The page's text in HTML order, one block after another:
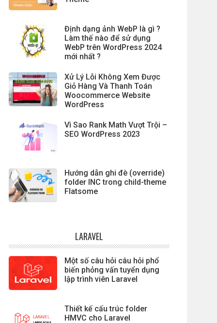
Định dạng ảnh WebP là gì ?
Làm thế nào để sử dụng
WebP trên WordPress 2024
mới nhất ?
Xử Lý Lỗi Không Xem Được
Giỏ Hàng Và Thanh Toán
Woocommerce Website
WordPress
Vì Sao Rank Math Vượt Trội –
SEO WordPress 2023
Hướng dẫn ghi đè (override)
folder INC trong child-theme
Flatsome
LARAVEL
Một số câu hỏi câu hỏi phổ
biến phỏng vấn tuyển dụng
lập trình viên Laravel
Thiết kế cấu trúc folder
HMVC cho Laravel